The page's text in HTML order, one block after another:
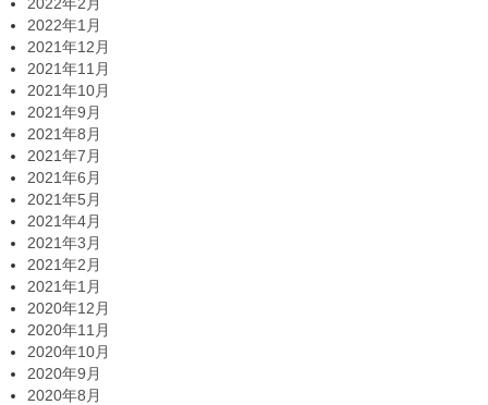
2022年1月
2021年12月
2021年11月
2021年10月
2021年9月
2021年8月
2021年7月
2021年6月
2021年5月
2021年4月
2021年3月
2021年2月
2021年1月
2020年12月
2020年11月
2020年10月
2020年9月
2020年8月